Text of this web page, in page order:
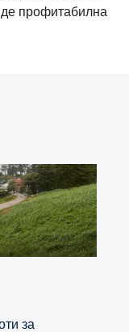
профитабилна
за